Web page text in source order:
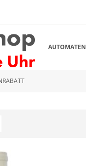
AUTOMATEN